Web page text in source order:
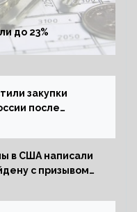
до 23%
закупки
после
в США написали
с призывом